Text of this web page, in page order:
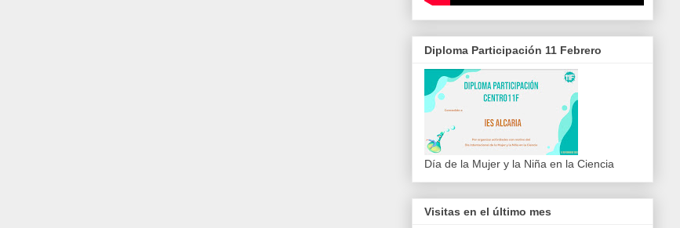
Diploma Participación 11 Febrero
Día de la Mujer y la Niña en la Ciencia
Visitas en el último mes